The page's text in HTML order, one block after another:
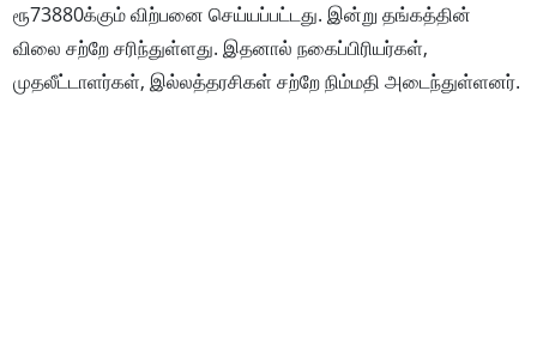
ரூ73880க்கும் விற்பனை செய்யப்பட்டது. இன்று தங்கத்தின்
விலை சற்றே சரிந்துள்ளது. இதனால் நகைப்பிரியர்கள்,
முதலீட்டாளர்கள், இல்லத்தரசிகள் சற்றே நிம்மதி அடைந்துள்ளனர்.